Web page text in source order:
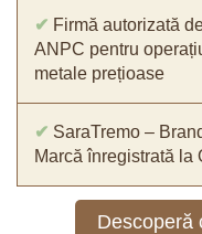
✔ Firmă autorizată
ANPC pentru
metale prețioase
✔ SaraTremo –
Marcă înregistrată la
Descoperă